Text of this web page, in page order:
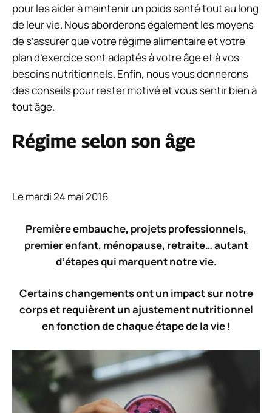
pour les aider à maintenir un poids santé tout au long
de leur vie. Nous aborderons également les moyens
de s’assurer que votre régime alimentaire et votre
plan d’exercice sont adaptés à votre âge et à vos
besoins nutritionnels. Enfin, nous vous donnerons
des conseils pour rester motivé et vous sentir bien à
tout âge.
Régime selon son âge
Le mardi 24 mai 2016
Première embauche, projets professionnels,
premier enfant, ménopause, retraite… autant
d’étapes qui marquent notre vie.
Certains changements ont un impact sur notre
corps et requièrent un ajustement nutritionnel
en fonction de chaque étape de la vie !